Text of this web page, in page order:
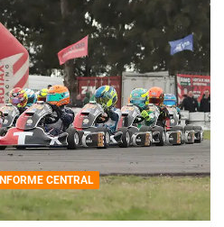
INFORME CENTRAL